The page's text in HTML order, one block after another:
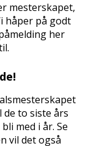
mesterskapet,
håper på godt
her
to siste års
med i år. Se
vil det også